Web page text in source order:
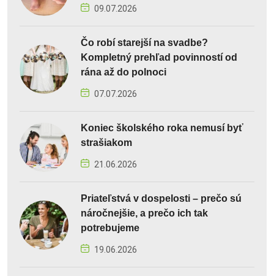
09.07.2026
Čo robí starejší na svadbe?
Kompletný prehľad povinností od
rána až do polnoci
07.07.2026
Koniec školského roka nemusí byť
strašiakom
21.06.2026
Priateľstvá v dospelosti – prečo sú
náročnejšie, a prečo ich tak
potrebujeme
19.06.2026